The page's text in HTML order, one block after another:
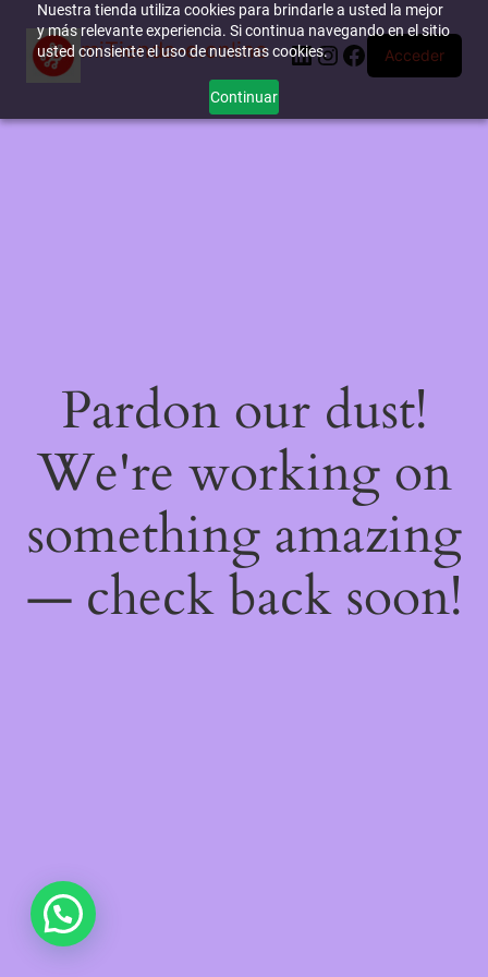
Nuestra tienda utiliza cookies para brindarle a usted la mejor
y más relevante experiencia. Si continua navegando en el sitio
usted consiente el uso de nuestras cookies.
Continuar
miTienda-e.online LinkedIn
Instagram
Facebook
Acceder
Pardon our dust!
We're working on
something amazing
— check back soon!